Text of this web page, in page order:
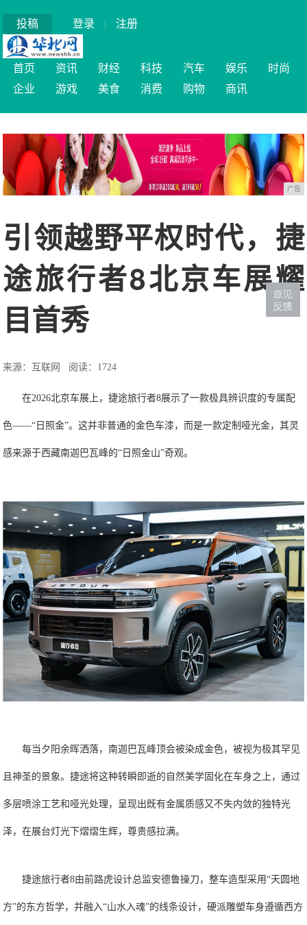
投稿 登录 | 注册
首页 资讯 财经 科技 汽车 娱乐
时尚
企业
游戏 美食 消费 购物 商讯
广告
引领越野平权时代，捷
途旅行者8北京车展耀
目首秀
来源：互联网 阅读：1724
在2026北京车展上，捷途旅行者8展示了一款极具辨识度的专属配
色——“日照金”。这并非普通的金色车漆，而是一款定制哑光金，其灵
感来源于西藏南迦巴瓦峰的“日照金山”奇观。
每当夕阳余晖洒落，南迦巴瓦峰顶会被染成金色，被视为极其罕见
且神圣的景象。捷途将这种转瞬即逝的自然美学固化在车身之上，通过
多层喷涂工艺和哑光处理，呈现出既有金属质感又不失内敛的独特光
泽，在展台灯光下熠熠生辉，尊贵感拉满。
捷途旅行者8由前路虎设计总监安德鲁操刀，整车造型采用“天圆地
方”的东方哲学，并融入“山水入魂”的线条设计，硬派雕塑车身遵循西方